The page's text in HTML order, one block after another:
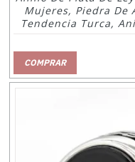
Mujeres, Piedra De
Tendencia Turca,
COMPRAR